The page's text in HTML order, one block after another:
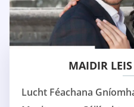
MAIDIR
Lucht Féachana